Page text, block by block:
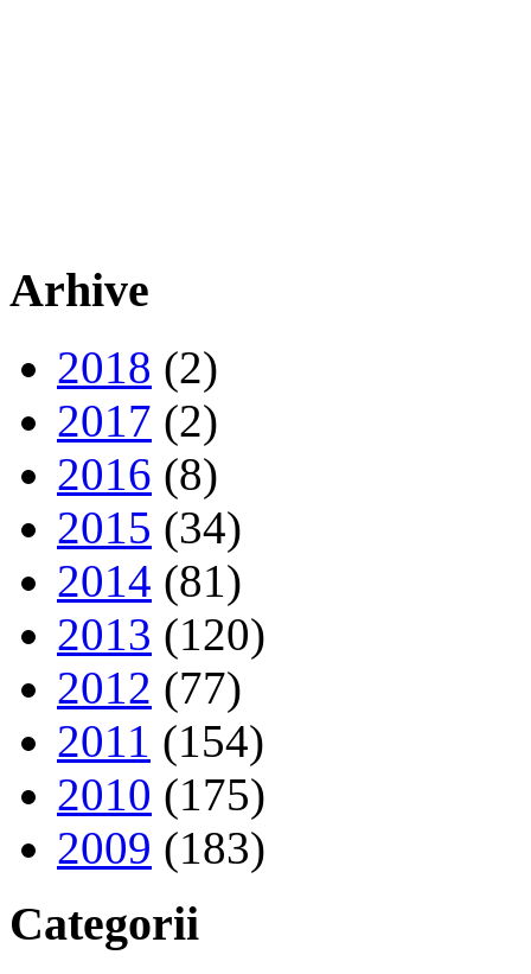
Arhive
2018 (2)
2017 (2)
2016 (8)
2015 (34)
2014 (81)
2013 (120)
2012 (77)
2011 (154)
2010 (175)
2009 (183)
Categorii